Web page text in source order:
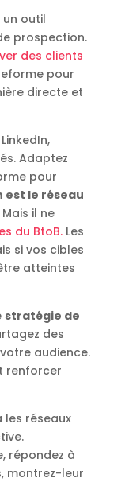
outil
prospection.
des clients
pour
directe et
Adaptez
pour
est le réseau
Mais il ne
du BtoB.Les
si vos cibles
atteintes
stratégie de
des
audience.
renforcer
réseaux
répondez à
montrez-leur